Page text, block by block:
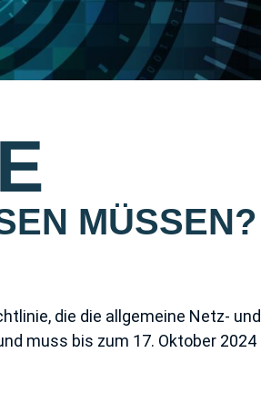
MÜSSEN?
die die allgemeine Netz-
muss bis zum 17. Oktober